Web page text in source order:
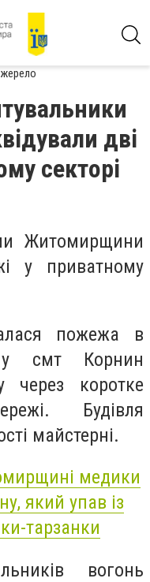
дві
секторі
Житомирщини
у приватному
пожежа в
у смт Корнин
через коротке
Будівля
майстерні.
медики
який упав із
тарзанки
вогонь